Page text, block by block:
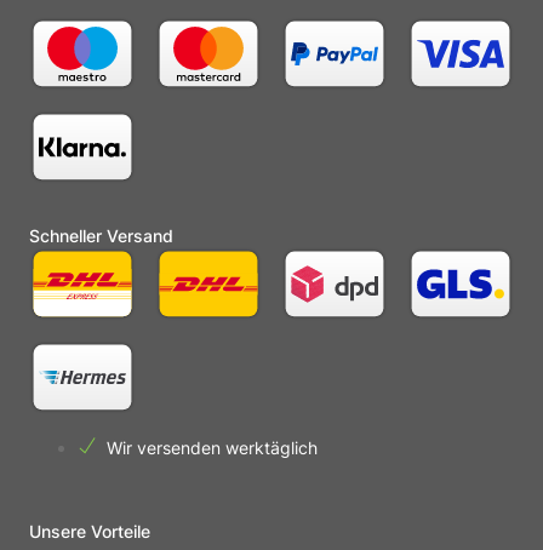
Schneller Versand
Wir versenden werktäglich
Unsere Vorteile